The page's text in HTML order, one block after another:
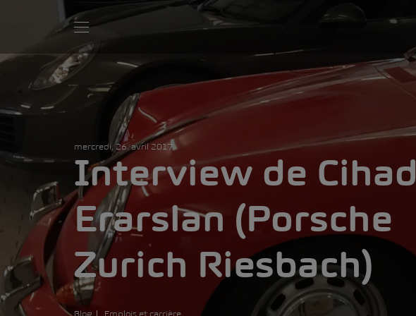
mercredi, 26. avril 2017
Interview de Cihad
Erarslan (Porsche
Zurich Riesbach)
Blog Emplois et carrière